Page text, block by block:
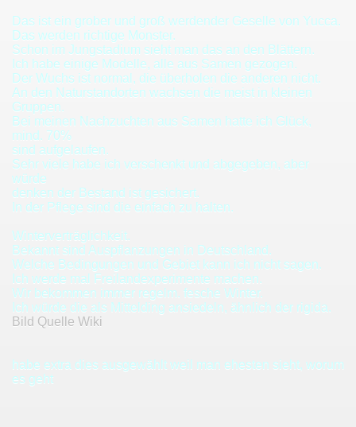
Das ist ein grober und groß werdender Geselle von Yucca.
Das werden richtige Monster.
Schon im Jungstadium sieht man das an den Blättern.
Ich habe einige Modelle, alle aus Samen gezogen.
Der Wuchs ist normal, die überholen die anderen nicht.
An den Naturstandorten wachsen die meist in kleinen
Gruppen.
Bei meinen Nachzuchten aus Samen hatte ich Glück,
mind. 70%
sind aufgelaufen.
Sehr viele habe ich verschenkt und abgegeben, aber
würde
denken der Bestand ist gesichert.
In der Pflege sind die einfach zu halten.
Winterverträglichkeit.
Bekannt sind Auspflanzungen in Deutschland.
Welche Bedingungen und Gebiet kann ich nicht sagen.
Ich werde mal Freilandexperimente machen.
Wir bekommen immer regelm. fesche Winter.
Ich würde die als Mittelding ansiedeln, ähnlich der rigida.
Bild Quelle Wiki
habe extra dies ausgewählt weil man ehesten sieht, worum
es geht
Dracaena)